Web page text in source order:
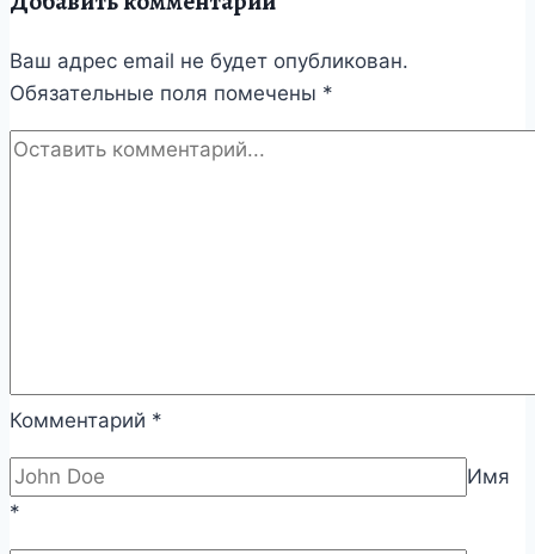
Ваш адрес email не будет опубликован.
Обязательные поля помечены *
Комментарий *
Имя
*